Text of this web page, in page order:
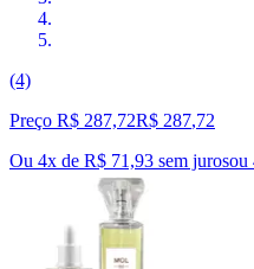
(4)
Preço R$ 287,72R$ 287,72
Ou 4x de R$ 71,93 sem jurosou